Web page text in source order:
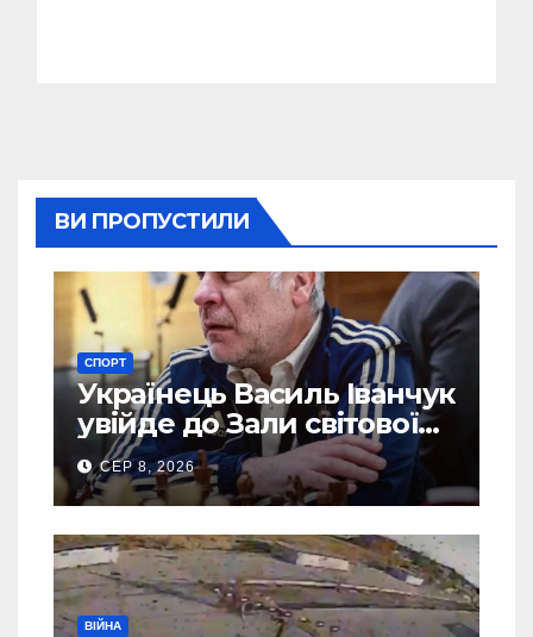
ВИ ПРОПУСТИЛИ
СПОРТ
Українець Василь Іванчук
увійде до Зали світової
шахової слави
СЕР 8, 2026
ВІЙНА